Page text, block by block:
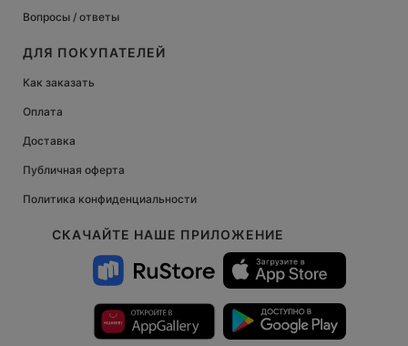
СКАЧАЙТЕ НАШЕ ПРИЛОЖЕНИЕ
Вопросы / ответы
ДЛЯ ПОКУПАТЕЛЕЙ
Как заказать
Оплата
Доставка
Публичная оферта
Политика конфиденциальности